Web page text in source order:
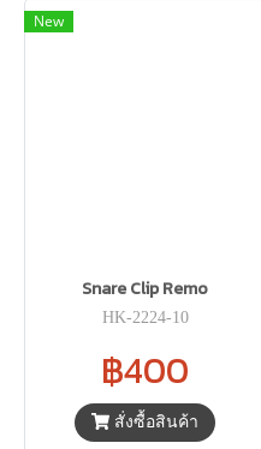
New
Snare Clip Remo
HK-2224-10
฿400
สั่งซื้อสินค้า